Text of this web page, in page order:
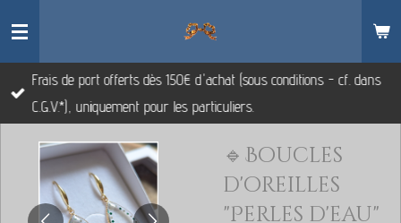
Passer
contenu
principal
Frais de port offerts dès 150€ d'achat (sous conditions - cf. dans
C.G.V.*), uniquement pour les particuliers.
🔹Boucles
d'oreilles
"Perles d'eau"